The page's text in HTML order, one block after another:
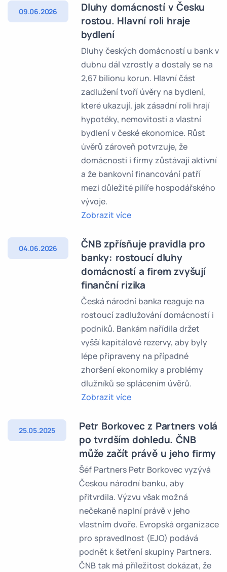
09.06.2026
Dluhy domácností v Česku
rostou. Hlavní roli hraje
bydlení
Dluhy českých domácností u bank v
dubnu dál vzrostly a dostaly se na
2,67 bilionu korun. Hlavní část
zadlužení tvoří úvěry na bydlení,
které ukazují, jak zásadní roli hrají
hypotéky, nemovitosti a vlastní
bydlení v české ekonomice. Růst
úvěrů zároveň potvrzuje, že
domácnosti i firmy zůstávají aktivní
a že bankovní financování patří
mezi důležité pilíře hospodářského
vývoje.
Zobrazit více
04.06.2026
ČNB zpřísňuje pravidla pro
banky: rostoucí dluhy
domácností a firem zvyšují
finanční rizika
Česká národní banka reaguje na
rostoucí zadlužování domácností i
podniků. Bankám nařídila držet
vyšší kapitálové rezervy, aby byly
lépe připraveny na případné
zhoršení ekonomiky a problémy
dlužníků se splácením úvěrů.
Zobrazit více
25.05.2025
Petr Borkovec z Partners volá
po tvrdším dohledu. ČNB
může začít právě u jeho firmy
Šéf Partners Petr Borkovec vyzývá
Českou národní banku, aby
přitvrdila. Výzvu však možná
nečekaně naplní právě v jeho
vlastním dvoře. Evropská organizace
pro spravedlnost (EJO) podává
podnět k šetření skupiny Partners.
ČNB tak má příležitost dokázat, že